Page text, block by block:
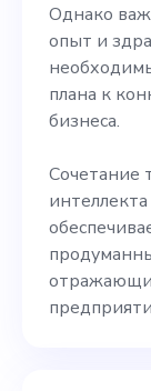
Однако
опыт и
плана к
бизнеса.
Сочетание